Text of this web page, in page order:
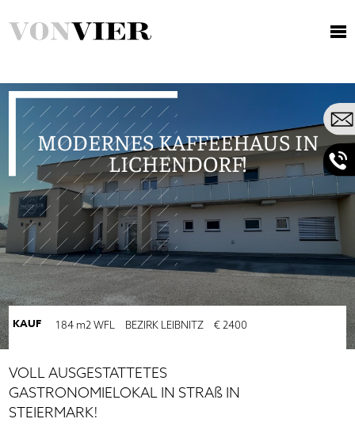
MODERNES KAFFEEHAUS IN
LICHENDORF!
KAUF 184 m2WFL BEZIRK LEIBNITZ € 2400
VOLL AUSGESTATTETES
GASTRONOMIELOKAL IN STRAß IN
STEIERMARK!
( Datenschutzerklärung